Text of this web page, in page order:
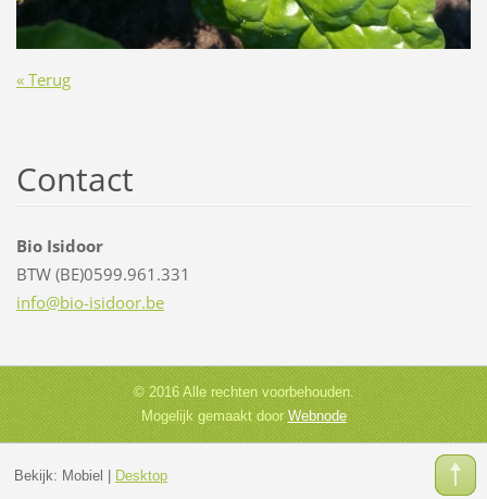
« Terug
Contact
Bio Isidoor
BTW (BE)0599.961.331
info@bio-isidoor.be
© 2016 Alle rechten voorbehouden.
Mogelijk gemaakt doorWebnode
Bekijk: Mobiel Desktop